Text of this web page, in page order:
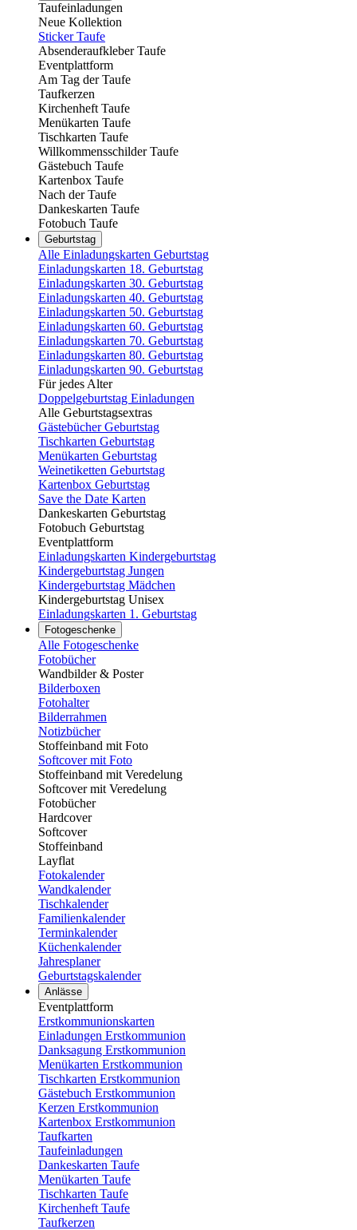
Taufeinladungen
Neue Kollektion
Sticker Taufe
Absenderaufkleber Taufe
Eventplattform
Am Tag der Taufe
Taufkerzen
Kirchenheft Taufe
Menükarten Taufe
Tischkarten Taufe
Willkommensschilder Taufe
Gästebuch Taufe
Kartenbox Taufe
Nach der Taufe
Dankeskarten Taufe
Fotobuch Taufe
Geburtstag
Alle Einladungskarten Geburtstag
Einladungskarten 18. Geburtstag
Einladungskarten 30. Geburtstag
Einladungskarten 40. Geburtstag
Einladungskarten 50. Geburtstag
Einladungskarten 60. Geburtstag
Einladungskarten 70. Geburtstag
Einladungskarten 80. Geburtstag
Einladungskarten 90. Geburtstag
Für jedes Alter
Doppelgeburtstag Einladungen
Alle Geburtstagsextras
Gästebücher Geburtstag
Tischkarten Geburtstag
Menükarten Geburtstag
Weinetiketten Geburtstag
Kartenbox Geburtstag
Save the Date Karten
Dankeskarten Geburtstag
Fotobuch Geburtstag
Eventplattform
Einladungskarten Kindergeburtstag
Kindergeburtstag Jungen
Kindergeburtstag Mädchen
Kindergeburtstag Unisex
Einladungskarten 1. Geburtstag
Fotogeschenke
Alle Fotogeschenke
Fotobücher
Wandbilder & Poster
Bilderboxen
Fotohalter
Bilderrahmen
Notizbücher
Stoffeinband mit Foto
Softcover mit Foto
Stoffeinband mit Veredelung
Softcover mit Veredelung
Fotobücher
Hardcover
Softcover
Stoffeinband
Layflat
Fotokalender
Wandkalender
Tischkalender
Familienkalender
Terminkalender
Küchenkalender
Jahresplaner
Geburtstagskalender
Anlässe
Eventplattform
Erstkommunionskarten
Einladungen Erstkommunion
Danksagung Erstkommunion
Menükarten Erstkommunion
Tischkarten Erstkommunion
Gästebuch Erstkommunion
Kerzen Erstkommunion
Kartenbox Erstkommunion
Taufkarten
Taufeinladungen
Dankeskarten Taufe
Menükarten Taufe
Tischkarten Taufe
Kirchenheft Taufe
Taufkerzen